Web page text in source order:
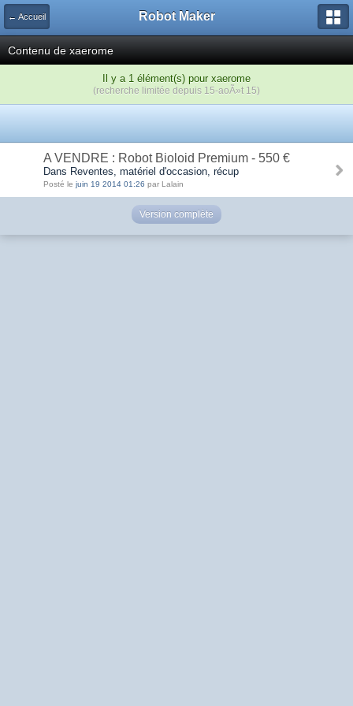
← Accueil Robot Maker
Contenu de xaerome
Il y a 1 élément(s) pour xaerome
(recherche limitée depuis 15-aoÃ»t 15)
A VENDRE : Robot Bioloid Premium - 550 €
Dans Reventes, matériel d'occasion, récup
Posté le juin 19 2014 01:26 par Lalain
Version complète